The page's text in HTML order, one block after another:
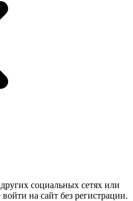
социальных сетях или
на сайт без регистрации.